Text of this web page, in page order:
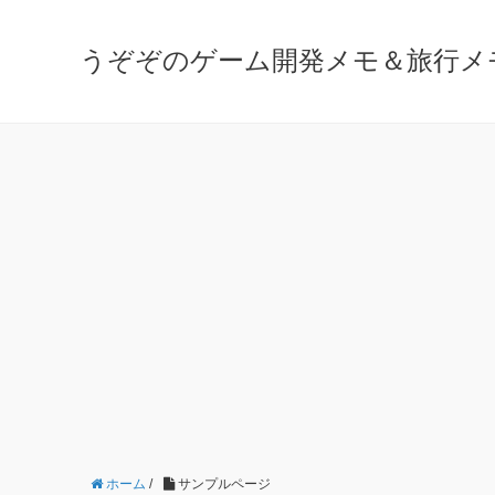
うぞぞのゲーム開発メモ＆旅行メ
ホーム / サンプルページ